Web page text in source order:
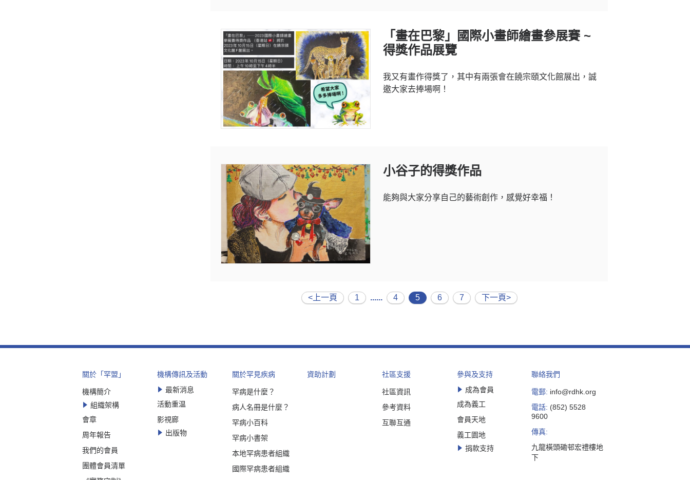
「畫在巴黎」國際小畫師繪畫參展賽 ~
得獎作品展覽
我又有畫作得獎了，其中有兩張會在饒宗頤文化館展出，誠
邀大家去捧場啊！
小谷子的得獎作品
能夠與大家分享自己的藝術創作，感覺好幸福！
<上一頁 1 ...... 4 5 6 7 下一頁>
關於「罕盟」
機構簡介
組織架構
會章
周年報告
我們的會員
團體會員清單
機構傳訊及活動
最新消息
活動重温
影視廊
出版物
關於罕見疾病
罕病是什麼？
病人名冊是什麼？
罕病小百科
罕病小書架
本地罕病患者組織
國際罕病患者組織
資助計劃 社區支援
社區資訊
參考資料
互聯互通
參與及支持
成為會員
成為義工
會員天地
義工園地
捐款支持
聯絡我們
電郵: info@rdhk.org
電話: (852) 5528
9600
傳真:
九龍橫頭磡邨宏禮樓地
下